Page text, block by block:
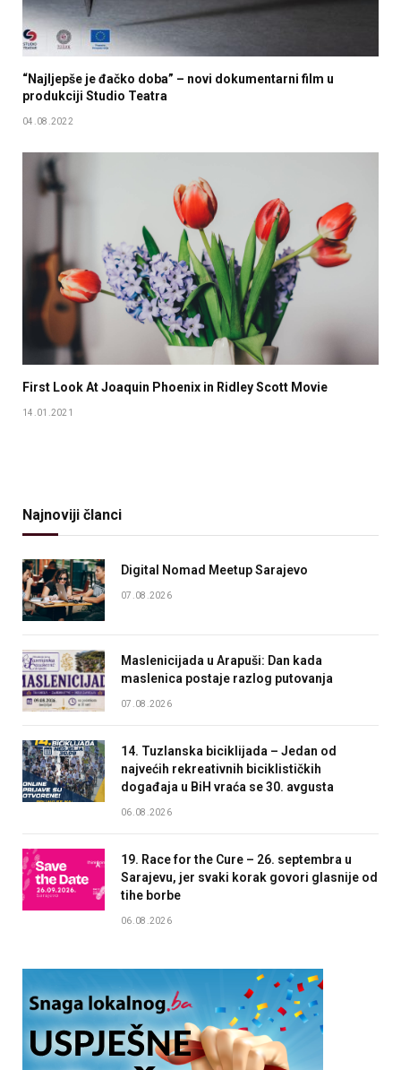
“Najljepše je đačko doba” – novi dokumentarni film u
produkciji Studio Teatra
04.08.2022
First Look At Joaquin Phoenix in Ridley Scott Movie
14.01.2021
Najnoviji članci
Digital Nomad Meetup Sarajevo
07.08.2026
Maslenicijada u Arapuši: Dan kada
maslenica postaje razlog putovanja
07.08.2026
14. Tuzlanska biciklijada – Jedan od
najvećih rekreativnih biciklističkih
događaja u BiH vraća se 30. avgusta
06.08.2026
19. Race for the Cure – 26. septembra u
Sarajevu, jer svaki korak govori glasnije od
tihe borbe
06.08.2026